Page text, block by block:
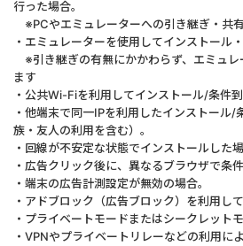
行った場合。
※PCやエミュレーターへの引き継ぎ・共
・エミュレーターを使用してインストール
※引き継ぎの有無にかかわらず、エミュレ
ます
・公共Wi-Fiを利用してインストール/条件到
・他端末で同一IPを利用したインストール/
族・友人の利用を含む）。
・回線が不安定な状態でインストールした場
・広告クリック後に、異なるブラウザで条
・端末の広告計測設定が無効の場合。
・アドブロック（広告ブロック）を利用して
・プライベートモードまたはシークレット
・VPNやプライベートリレーなどの利用に